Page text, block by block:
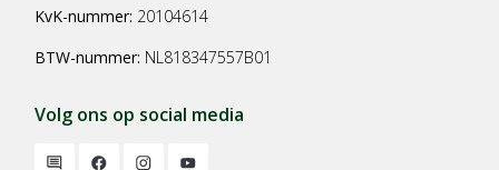
KvK-nummer: 20104614
BTW-nummer: NL818347557B01
Volg ons op social media